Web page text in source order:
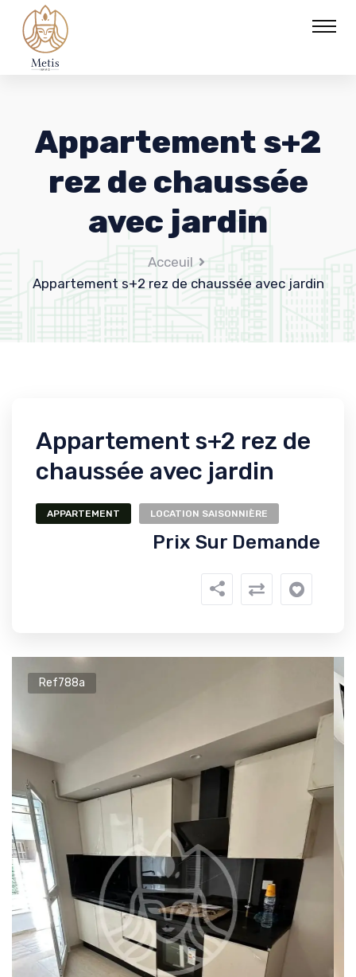
Appartement s+2
rez de chaussée
avec jardin
Acceuil
Appartement s+2 rez de chaussée avec jardin
Appartement s+2 rez de
chaussée avec jardin
APPARTEMENT LOCATION SAISONNIÈRE
Prix Sur Demande
Ref788a